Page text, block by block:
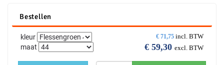
Bestellen
€ 71,75 incl. BTW
€ 59,30 excl. BTW
kleur
maat